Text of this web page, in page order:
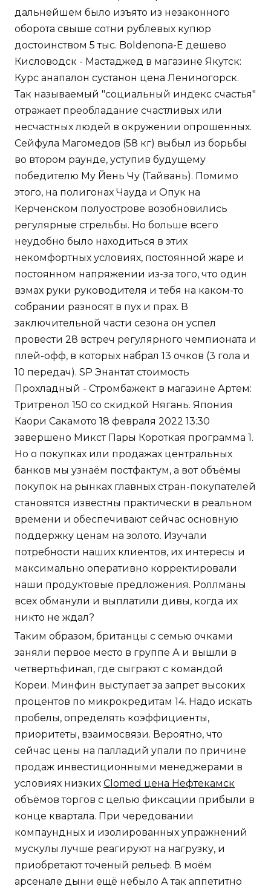
дальнейшем было изъято из незаконного
оборота свыше сотни рублевых купюр
достоинством 5 тыс. Boldenona-E дешево
Кисловодск - Мастаджед в магазине Якутск:
Курс анапалон сустанон цена Лениногорск.
Так называемый "социальный индекс счастья"
отражает преобладание счастливых или
несчастных людей в окружении опрошенных.
Сейфула Магомедов (58 кг) выбыл из борьбы
во втором раунде, уступив будущему
победителю Му Йень Чу (Тайвань). Помимо
этого, на полигонах Чауда и Опук на
Керченском полуострове возобновились
регулярные стрельбы. Но больше всего
неудобно было находиться в этих
некомфортных условиях, постоянной жаре и
постоянном напряжении из-за того, что один
взмах руки руководителя и тебя на каком-то
собрании разносят в пух и прах. В
заключительной части сезона он успел
провести 28 встреч регулярного чемпионата и
плей-офф, в которых набрал 13 очков (3 гола и
10 передач). SP Энантат стоимость
Прохладный - Стромбажект в магазине Артем:
Тритренол 150 со скидкой Нягань. Япония
Каори Сакамото 18 февраля 2022 13:30
завершено Микст Пары Короткая программа 1.
Но о покупках или продажах центральных
банков мы узнаём постфактум, а вот объёмы
покупок на рынках главных стран-покупателей
становятся известны практически в реальном
времени и обеспечивают сейчас основную
поддержку ценам на золото. Изучали
потребности наших клиентов, их интересы и
максимально оперативно корректировали
наши продуктовые предложения. Роллманы
всех обманули и выплатили дивы, когда их
никто не ждал?
Таким образом, британцы с семью очками
заняли первое место в группе А и вышли в
четвертьфинал, где сыграют с командой
Кореи. Минфин выступает за запрет высоких
процентов по микрокредитам 14. Надо искать
пробелы, определять коэффициенты,
приоритеты, взаимосвязи. Вероятно, что
сейчас цены на палладий упали по причине
продаж инвестиционными менеджерами в
условиях низких Clomed цена Нефтекамск
объёмов торгов с целью фиксации прибыли в
конце квартала. При чередовании
компаундных и изолированных упражнений
мускулы лучше реагируют на нагрузку, и
приобретают точеный рельеф. В моём
арсенале дыни ещё небыло А так аппетитно